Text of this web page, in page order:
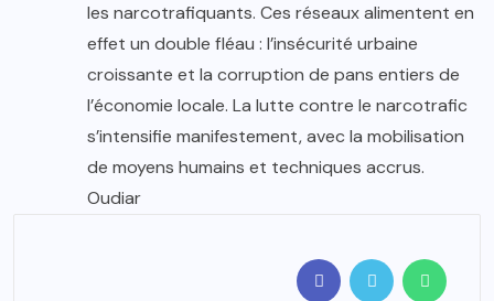
les narcotrafiquants. Ces réseaux alimentent en
effet un double fléau : l’insécurité urbaine
croissante et la corruption de pans entiers de
l’économie locale. La lutte contre le narcotrafic
s’intensifie manifestement, avec la mobilisation
de moyens humains et techniques accrus.
Oudiar